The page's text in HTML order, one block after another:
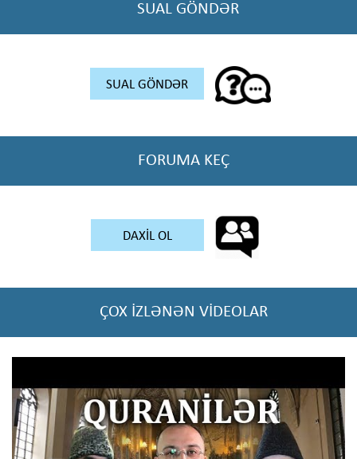
SUAL GÖNDƏR
SUAL GÖNDƏR
FORUMA KEÇ
DAXİL OL
ÇOX İZLƏNƏN VİDEOLAR